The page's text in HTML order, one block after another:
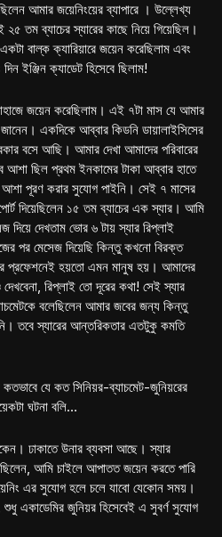
আমার জয়েনিংয়ের ব্যাপারে । উল্লেখ্য
তম ব্যাচের স্যারের কাছে নিয়ে গিয়েছিল।
বাল্ক ক্যারিয়ারে জয়েন করেছিলাম এবং
ইঞ্জিন ক্যাডেট হিসেবে ছিলাম!
জয়েন করেছিলাম। এই ৭টা মাস যে আমার
একদিকে আব্বার কিডনি ডায়ালাইসিসের
বসে আছি। আমার দেখা আমাদের পরিবারের
ছিল প্রথম ইনকামের টাকা আব্বার হাতে
আশা পূরণ করার সুযোগ পাইনি। সেই ৭ মাসের
দিয়েছিলেন ১৫ তম ব্যাচের এক স্যার। আমি
দিয়ে দেখতাম ভোর ৬ টায় স্যার রিপ্লাই
পর মেসেজ দিয়েছি কিন্তু কখনো বিরক্ত
প্রফেশনেই হয়তো এমন মানুষ হয়। আমাদের
রিপ্লাই তো দূরের কথা! সেই স্যার
বলেছিলেন আমার জবের জন্য কিন্তু
তবে স্যারের আন্তরিকতার এতটুকু কমতি
যে কত সিনিয়র-ব্যাচমেট-জুনিয়রের
ঘটনা বলি…
ঢাকাতে উনার ব্যবসা আছে। স্যার
আমি চাইলে আপাতত জয়েন করতে পারি
এর সুযোগ হলে চলে যাবো যেকোন সময়।
একাডেমির জুনিয়র হিসেবেই এ সুবর্ণ সুযোগ